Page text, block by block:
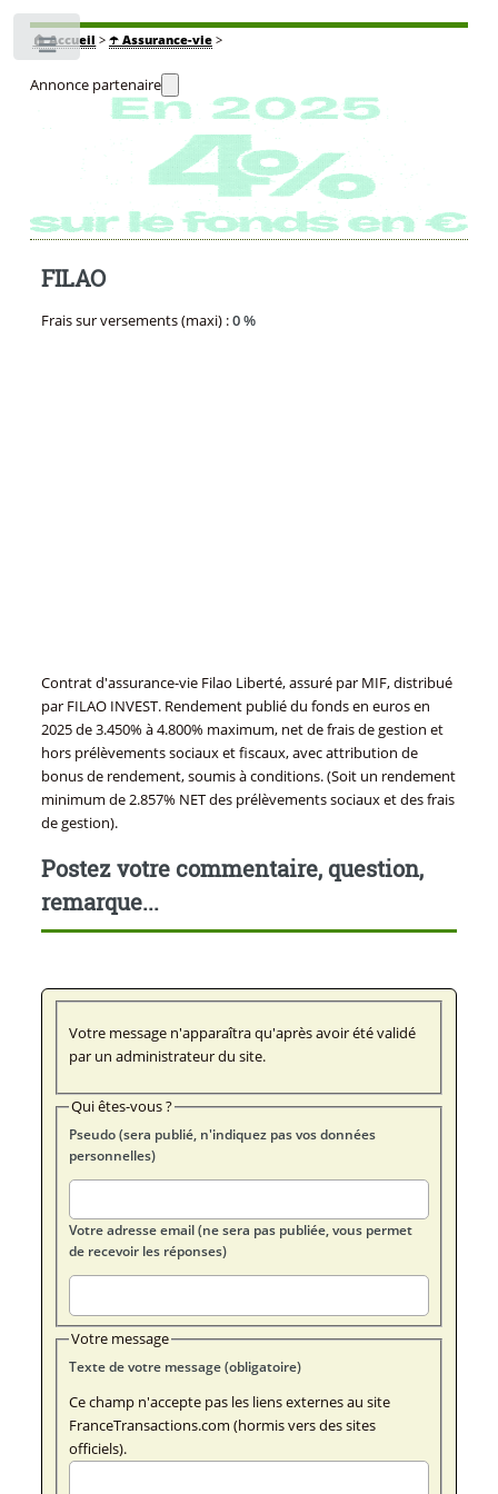
🏠Accueil > ☂️ Assurance-vie>
Annonce partenaire
FILAO
Frais sur versements (maxi) :0 %
Contrat d'assurance-vie Filao Liberté, assuré par MIF, distribué
par FILAO INVEST. Rendement publié du fonds en euros en
2025 de 3.450% à 4.800% maximum, net de frais de gestion et
hors prélèvements sociaux et fiscaux, avec attribution de
bonus de rendement, soumis à conditions. (Soit un rendement
minimum de 2.857% NET des prélèvements sociaux et des frais
de gestion).
Postez votre commentaire, question,
remarque...
Votre message n'apparaîtra qu'après avoir été validé
par un administrateur du site.
Qui êtes-vous ?
Pseudo (sera publié, n'indiquez pas vos données
personnelles)
Votre adresse email (ne sera pas publiée, vous permet
de recevoir les réponses)
Votre message
Texte de votre message (obligatoire)
Ce champ n'accepte pas les liens externes au site
FranceTransactions.com (hormis vers des sites
officiels).
Toggle